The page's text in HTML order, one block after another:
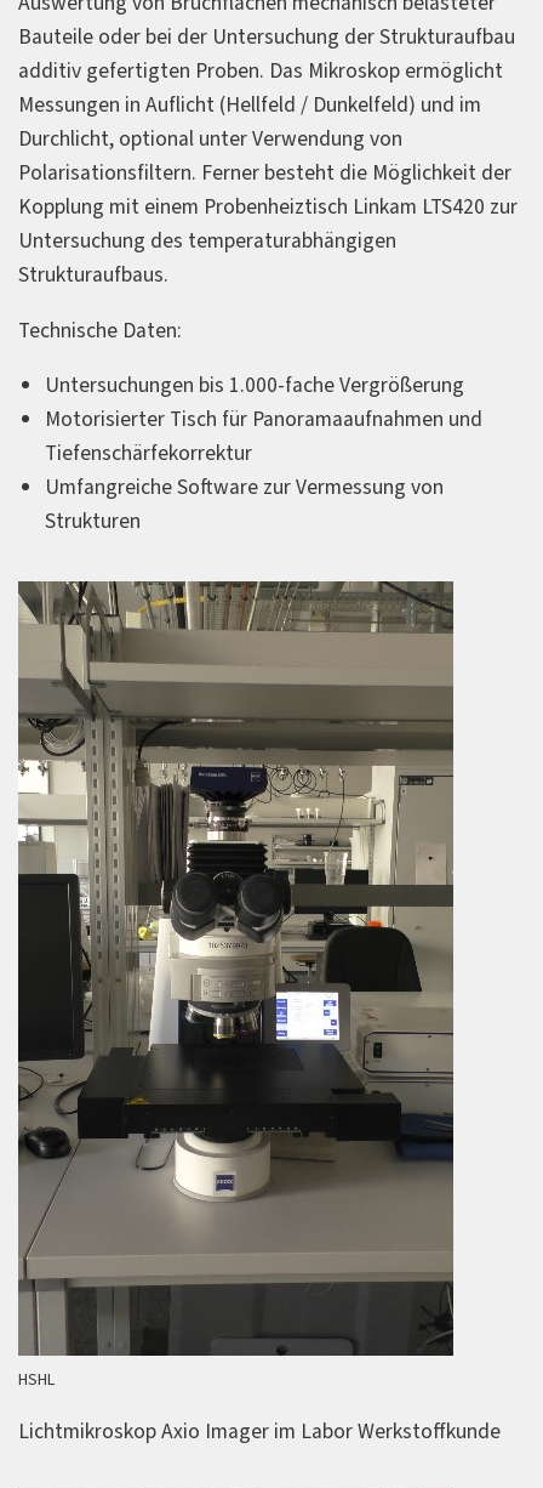
Bauteile oder bei der Untersuchung der Strukturaufbau
additiv gefertigten Proben. Das Mikroskop ermöglicht
Messungen in Auflicht (Hellfeld / Dunkelfeld) und im
Durchlicht, optional unter Verwendung von
Polarisationsfiltern. Ferner besteht die Möglichkeit der
Kopplung mit einem Probenheiztisch Linkam LTS420 zur
Untersuchung des temperaturabhängigen
Strukturaufbaus.
Technische Daten:
Untersuchungen bis 1.000-fache Vergrößerung
Motorisierter Tisch für Panoramaaufnahmen und
Tiefenschärfekorrektur
Umfangreiche Software zur Vermessung von
Strukturen
HSHL
Lichtmikroskop Axio Imager im Labor Werkstoffkunde